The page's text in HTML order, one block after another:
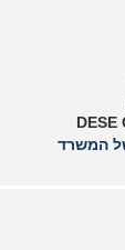
המשרד